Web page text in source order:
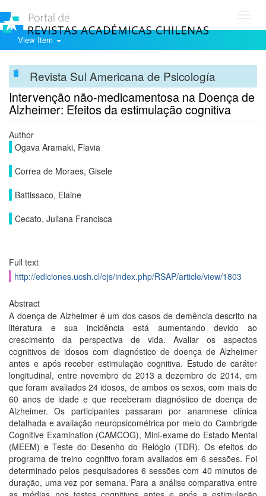
View Item
Revista Sul Americana de Psicología
Intervenção não-medicamentosa na Doença de
Alzheimer: Efeitos da estimulação cognitiva
Author
Ogava Aramaki, Flavia
Correa de Moraes, Gisele
Battissaco, Elaine
Cecato, Juliana Francisca
Full text
http://ediciones.ucsh.cl/ojs/index.php/RSAP/article/view/1803
Abstract
A doença de Alzheimer é um dos casos de demência descrito na
literatura e sua incidência está aumentando devido ao
crescimento da perspectiva de vida. Avaliar os aspectos
cognitivos de idosos com diagnóstico de doença de Alzheimer
antes e após receber estimulação cognitiva. Estudo de caráter
longitudinal, entre novembro de 2013 a dezembro de 2014, em
que foram avaliados 24 idosos, de ambos os sexos, com mais de
60 anos de idade e que receberam diagnóstico de doença de
Alzheimer. Os participantes passaram por anamnese clí­nica
detalhada e avaliação neuropsicométrica por meio do Cambrigde
Cognitive Examination (CAMCOG), Mini-exame do Estado Mental
(MEEM) e Teste do Desenho do Relógio (TDR). Os efeitos do
programa de treino cognitivo foram avaliados em 6 sessões. Foi
determinado pelos pesquisadores 6 sessões com 40 minutos de
duração, uma vez por semana. Para a análise comparativa entre